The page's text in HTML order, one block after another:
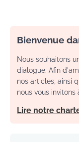
Bienvenue
Nous souhaitons
dialogue. Afin
nos articles, ainsi
nous vous invitons
Lire notre